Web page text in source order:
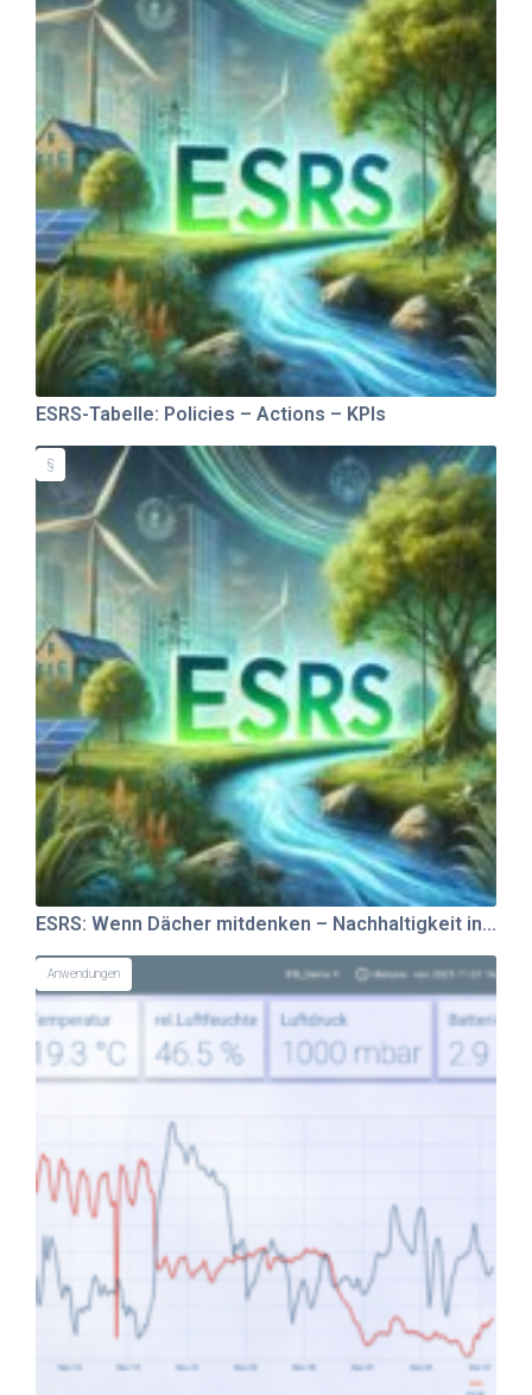
ESRS-Tabelle: Policies – Actions – KPIs
§
ESRS: Wenn Dächer mitdenken – Nachhaltigkeit in...
Anwendungen